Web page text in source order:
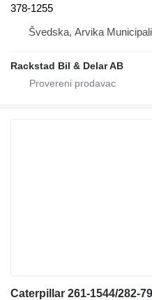
378-1255
Švedska, Arvika
Rackstad Bil & Delar AB